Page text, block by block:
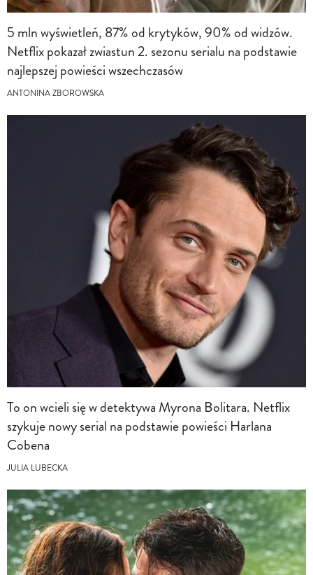
5 mln wyświetleń, 87% od krytyków, 90% od widzów.
Netflix pokazał zwiastun 2. sezonu serialu na podstawie
najlepszej powieści wszechczasów
ANTONINA ZBOROWSKA
To on wcieli się w detektywa Myrona Bolitara. Netflix
szykuje nowy serial na podstawie powieści Harlana
Cobena
JULIA LUBECKA